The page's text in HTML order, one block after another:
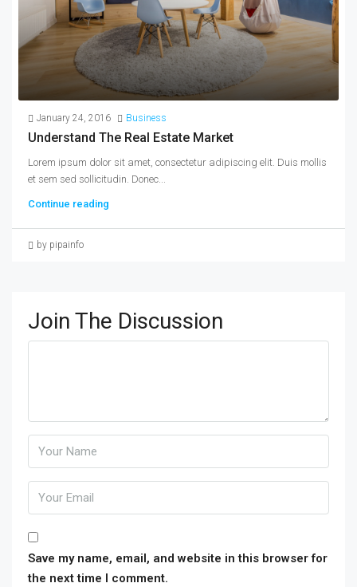
January 24, 2016 Business
Understand The Real Estate Market
Lorem ipsum dolor sit amet, consectetur adipiscing elit. Duis mollis
et sem sed sollicitudin. Donec...
Continue reading
by pipainfo
Join The Discussion
Save my name, email, and website in this browser for
the next time I comment.